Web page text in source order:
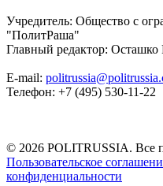
Учредитель: Общество с
"ПолитРаша"
Главный редактор: Осташко
E-mail:
Телефон: +7 (495) 530-11-22
© 2026 POLITRUSSIA. Все
Пользовательское
конфиденциальности